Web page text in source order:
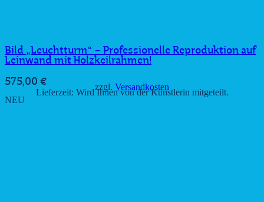
Bild „Leuchtturm“ – Professionelle Reproduktion auf
Leinwand mit Holzkeilrahmen!
575,00 € zzgl. Versandkosten
Lieferzeit: Wird Ihnen von der Künstlerin mitgeteilt.
NEU